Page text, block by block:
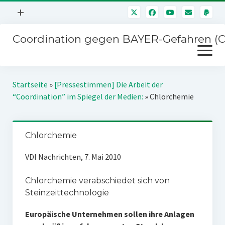
Menü
+
Mitmachen
Über uns
Impressum
Coordination gegen BAYER-Gefahren
Menü
öffnen
Kampagnen
Startseite » [Pressestimmen] Die Arbeit der
“Coordination” im Spiegel der Medien: »Chlorchemie
Chlorchemie
VDI Nachrichten, 7. Mai 2010
Chlorchemie verabschiedet sich von
Steinzeittechnologie
Europäische Unternehmen sollen ihre Anlagen